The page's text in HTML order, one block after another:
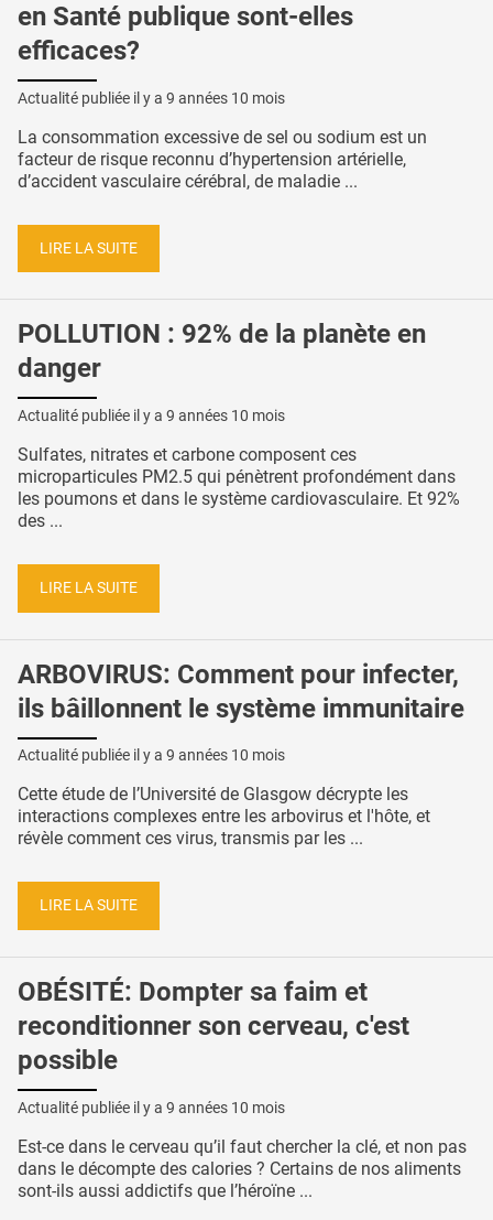
en Santé publique sont-elles
efficaces?
Actualité publiée il y a 9 années 10 mois
La consommation excessive de sel ou sodium est un
facteur de risque reconnu d’hypertension artérielle,
d’accident vasculaire cérébral, de maladie ...
LIRE LA SUITE
POLLUTION : 92% de la planète en
danger
Actualité publiée il y a 9 années 10 mois
Sulfates, nitrates et carbone composent ces
microparticules PM2.5 qui pénètrent profondément dans
les poumons et dans le système cardiovasculaire. Et 92%
des ...
LIRE LA SUITE
ARBOVIRUS: Comment pour infecter,
ils bâillonnent le système immunitaire
Actualité publiée il y a 9 années 10 mois
Cette étude de l’Université de Glasgow décrypte les
interactions complexes entre les arbovirus et l'hôte, et
révèle comment ces virus, transmis par les ...
LIRE LA SUITE
OBÉSITÉ: Dompter sa faim et
reconditionner son cerveau, c'est
possible
Actualité publiée il y a 9 années 10 mois
Est-ce dans le cerveau qu’il faut chercher la clé, et non pas
dans le décompte des calories ? Certains de nos aliments
sont-ils aussi addictifs que l’héroïne ...